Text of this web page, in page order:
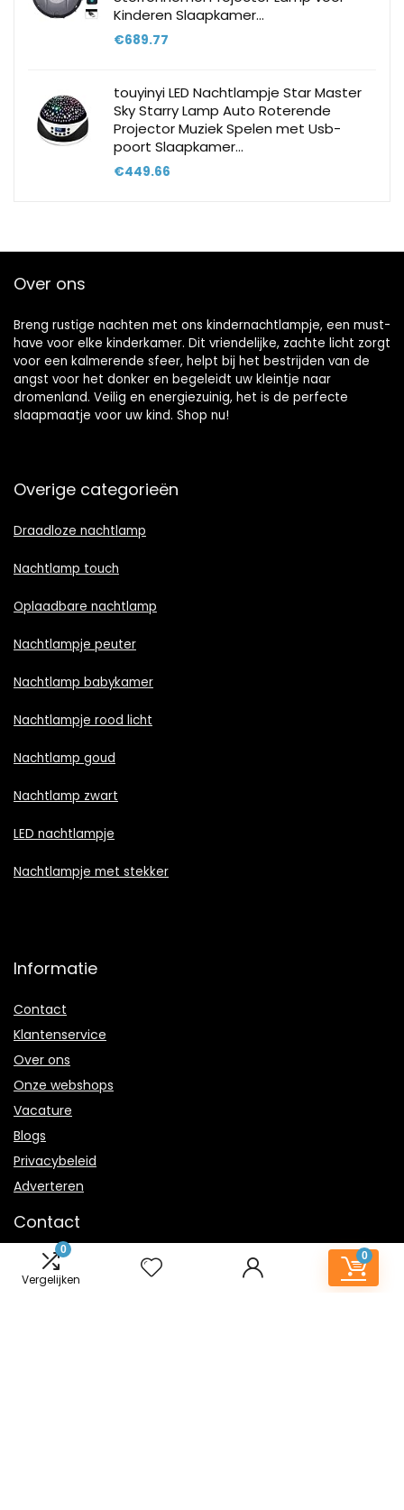
0
Vergelijken
0
Kinderen Slaapkamer…
€689.77
touyinyi LED Nachtlampje Star Master
Sky Starry Lamp Auto Roterende
Projector Muziek Spelen met Usb-
poort Slaapkamer…
€449.66
Over ons
Breng rustige nachten met ons kindernachtlampje, een must-
have voor elke kinderkamer. Dit vriendelijke, zachte licht zorgt
voor een kalmerende sfeer, helpt bij het bestrijden van de
angst voor het donker en begeleidt uw kleintje naar
dromenland. Veilig en energiezuinig, het is de perfecte
slaapmaatje voor uw kind. Shop nu!
Overige categorieën
Draadloze nachtlamp
Nachtlamp touch
Oplaadbare nachtlamp
Nachtlampje peuter
Nachtlamp babykamer
Nachtlampje rood licht
Nachtlamp goud
Nachtlamp zwart
LED nachtlampje
Nachtlampje met stekker
Informatie
Contact
Klantenservice
Over ons
Onze webshops
Vacature
Blogs
Privacybeleid
Adverteren
Contact
kindernachtlampje.nl